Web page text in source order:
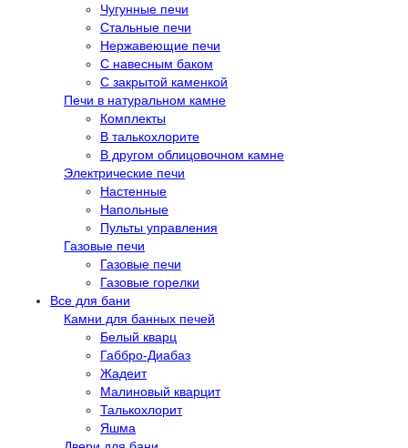
Чугунные печи
Стальные печи
Нержавеющие печи
С навесным баком
С закрытой каменкой
Печи в натуральном камне
Комплекты
В талькохлорите
В другом облицовочном камне
Электрические печи
Настенные
Напольные
Пульты управления
Газовые печи
Газовые печи
Газовые горелки
Все для бани
Камни для банных печей
Белый кварц
Габбро-Диабаз
Жадеит
Малиновый кварцит
Талькохлорит
Яшма